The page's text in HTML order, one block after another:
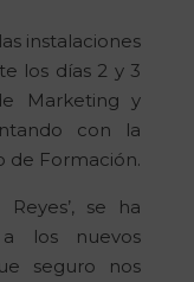
instalaciones
los días 2 y 3
Marketing y
con la
de Formación.
se ha
los nuevos
seguro nos